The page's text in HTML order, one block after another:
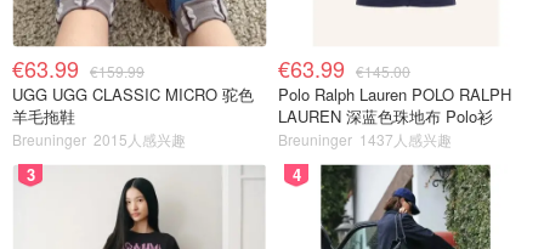
€63.99 €159.99
UGG UGG CLASSIC MICRO 驼色
羊毛拖鞋
Breuninger 2015人感兴趣
€63.99 €145.00
Polo Ralph Lauren POLO RALPH
LAUREN 深蓝色珠地布 Polo衫
Breuninger 1437人感兴趣
3 4